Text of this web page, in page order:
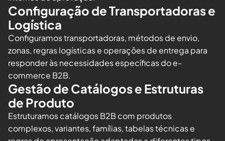
Configuração de Transportadoras e
Logística
Configuramos transportadoras, métodos de envio,
zonas, regras logísticas e operações de entrega para
responder às necessidades específicas do e-
commerce B2B.
Gestão de Catálogos e Estruturas
de Produto
Estruturamos catálogos B2B com produtos
complexos, variantes, famílias, tabelas técnicas e